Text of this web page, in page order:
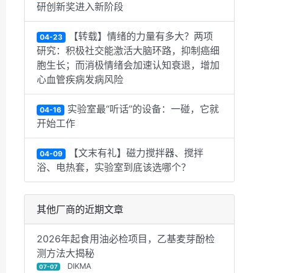
研创新奖进入新阶段
04-23 【转载】情绪的力量有多大？两项
研究：积极社交能激活大脑环路，抑制癌细
胞生长；而消极情绪会加速认知衰退，增加
心血管疾病发病风险
04-16 实验室最“听话”的设备：一碰，它就
开始工作
04-09 【文末有礼】磁力搅拌器、搅拌
浴、电热套，实验室到底该选哪个？
其他厂商的近期文章
2026年起食用油必检项目，乙基麦芽酚检
测方法大揭秘
07-07 DIKMA